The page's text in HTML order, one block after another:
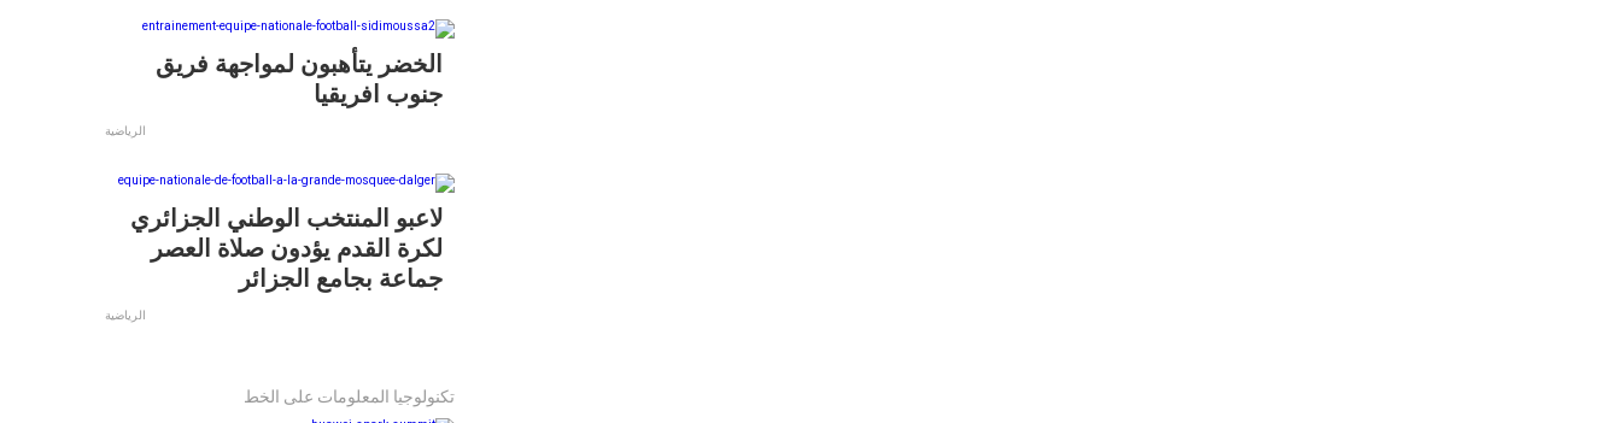
الخضر يتأهبون لمواجهة فريق
جنوب افريقيا
الرياضية
لاعبو المنتخب الوطني الجزائري
لكرة القدم يؤدون صلاة العصر
جماعة بجامع الجزائر
الرياضية
تكنولوجيا المعلومات على الخط